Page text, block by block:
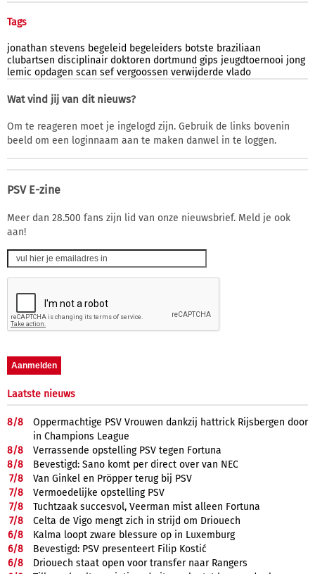
Tags
jonathan stevens begeleid begeleiders botste braziliaan
clubartsen disciplinair doktoren dortmund gips jeugdtoernooi jong
lemic opdagen scan sef vergoossen verwijderde vlado
Wat vind jij van dit nieuws?
Om te reageren moet je ingelogd zijn. Gebruik de links bovenin
beeld om een loginnaam aan te maken danwel in te loggen.
PSV E-zine
Meer dan 28.500 fans zijn lid van onze nieuwsbrief. Meld je ook
aan!
Laatste nieuws
8/8
Oppermachtige PSV Vrouwen dankzij hattrick Rijsbergen door
in Champions League
8/8
Verrassende opstelling PSV tegen Fortuna
8/8
Bevestigd: Sano komt per direct over van NEC
7/8
Van Ginkel en Pröpper terug bij PSV
7/8
Vermoedelijke opstelling PSV
7/8
Tuchtzaak succesvol, Veerman mist alleen Fortuna
7/8
Celta de Vigo mengt zich in strijd om Driouech
6/8
Kalma loopt zware blessure op in Luxemburg
6/8
Bevestigd: PSV presenteert Filip Kostić
6/8
Driouech staat open voor transfer naar Rangers